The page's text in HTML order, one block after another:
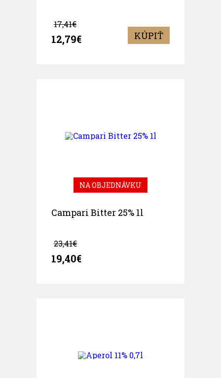
17,41€
12,79€ KÚPIŤ
NA OBJEDNÁVKU
Campari Bitter 25% 1l
23,41€
19,40€